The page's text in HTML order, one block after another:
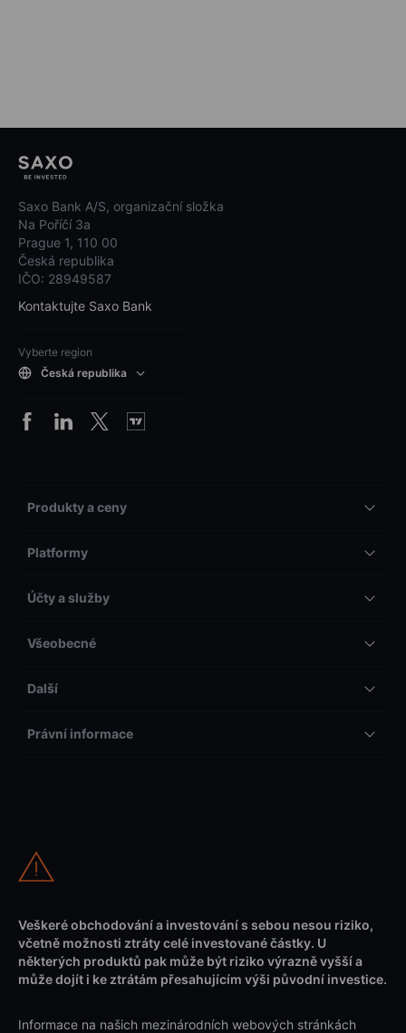
Saxo Bank A/S, organizační složka
Na Poříčí 3a
Prague 1, 110 00
Česká republika
IČO: 28949587
Kontaktujte Saxo Bank
Vyberte region
Česká republika
Produkty a ceny
Platformy
Účty a služby
Všeobecné
Další
Právní informace
Veškeré obchodování a investování s sebou nesou riziko,
včetně možnosti ztráty celé investované částky. U
některých produktů pak může být riziko výrazně vyšší a
může dojít i ke ztrátám přesahujícím výši původní investice.
Informace na našich mezinárodních webových stránkách